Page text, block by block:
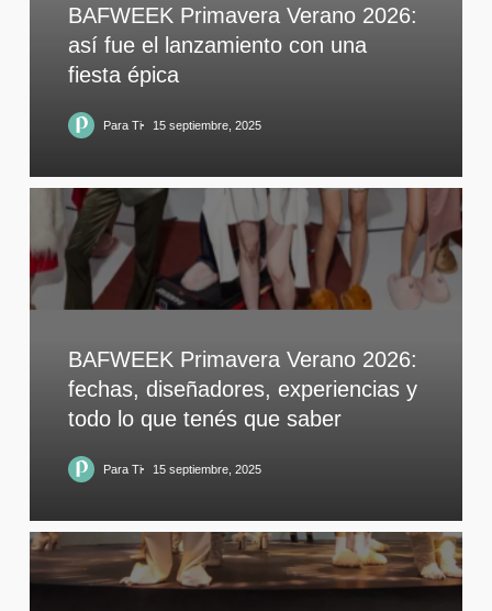
BAFWEEK Primavera Verano 2026:
así fue el lanzamiento con una
fiesta épica
Para Ti 15 septiembre, 2025
BAFWEEK Primavera Verano 2026:
fechas, diseñadores, experiencias y
todo lo que tenés que saber
Para Ti 15 septiembre, 2025